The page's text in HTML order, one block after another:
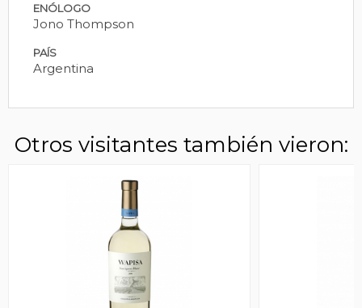
ENÓLOGO
Jono Thompson
PAÍS
Argentina
Otros visitantes también vieron: